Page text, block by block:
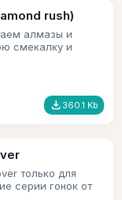
rush)
алмазы и
смекалку и
file_download 360.1 Kb
только для
серии гонок от